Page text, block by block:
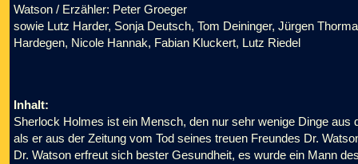
Watson / Erzähler: Peter Groeger
sowie Lutz Harder, Sonja Deutsch, Tom Deininger, Jürgen
Hardegen, Nicole Hannak, Fabian Kluckert, Lutz Riedel
Inhalt:
Sherlock Holmes ist ein Mensch, den nur sehr wenige Dinge
als er aus der Zeitung vom Tod seines treuen Freundes Dr.
Dr. Watson erfreut sich bester Gesundheit, es wurde ein Mann